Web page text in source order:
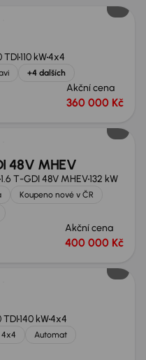
TDI110 kW4x4
+4 dalších
Akční cena
360 000 Kč
48V MHEV
1.6 T-GDI 48V MHEV132 kW
Koupeno nové v ČR
Akční cena
400 000 Kč
TDI140 kW4x4
4x4
Automat